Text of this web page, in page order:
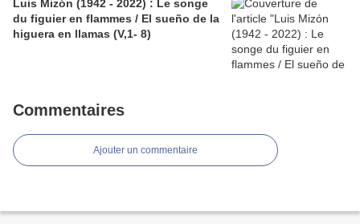
Luis Mizón (1942 - 2022) : Le songe
du figuier en flammes / El sueño de la
higuera en llamas (V,1- 8)
Commentaires
Ajouter un commentaire